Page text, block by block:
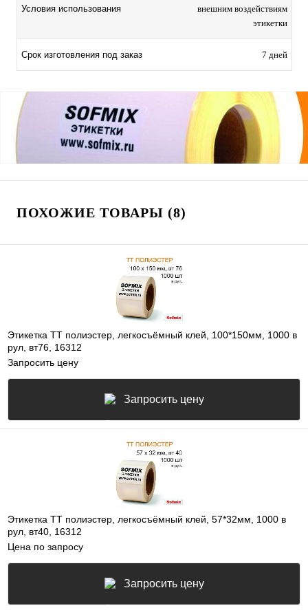
Условия использования
внешним воздействиям
этикетки
Срок изготовления под заказ 7 дней
ПОХОЖИЕ ТОВАРЫ (8)
Этикетка ТТ полиэстер, легкосъёмный клей, 100*150мм, 1000 в
рул, вт76, 16312
Запросить цену
Запросить цену
Этикетка ТТ полиэстер, легкосъёмный клей, 57*32мм, 1000 в
рул, вт40, 16312
Цена по запросу
Запросить цену